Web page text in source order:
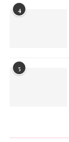
4
5